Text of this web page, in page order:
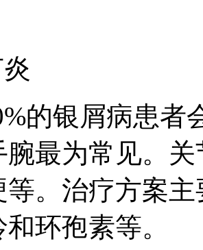
的银屑病患者
腕最为常见。
等。治疗方案
环孢素等。